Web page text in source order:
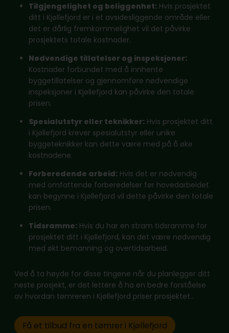
Tilgjengelighet og beliggenhet: Hvis prosjektet
ditt i Kjøllefjord er i et avsidesliggende område eller
det er dårlig fremkommelighet vil det påvirke
prosjektets totale kostnader.
Nødvendige tillatelser og inspeksjoner:
Kostnader forbundet med å innhente
byggetillatelser og gjennomføre nødvendige
inspeksjoner i Kjøllefjord kan påvirke den totale
prisen.
Spesialutstyr eller teknikker: Hvis prosjektet ditt
i Kjøllefjord krever spesialutstyr eller unike
byggeteknikker kan dette være med på å øke
kostnadene.
Forberedende arbeid: Hvis det er nødvendig
med omfattende forberedelser før hovedarbeidet
kan begynne i Kjøllefjord vil dette påvirke den totale
prisen.
Tidsramme: Hvis du har en stram tidsramme for
prosjektet ditt i Kjøllefjord, kan det være nødvendig
med økt bemanning og overtidsarbeid.
Ved å ta høyde for disse tingene når du planlegger ditt
neste prosjekt, er det lettere å ha en bedre forståelse
av hvordan tømreren i Kjøllefjord priser prosjektet..
Få et tilbud fra en tømrer i Kjøllefjord